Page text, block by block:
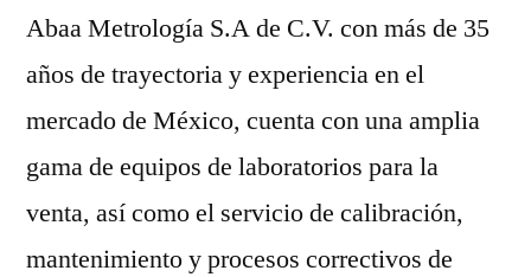
Abaa Metrología S.A de C.V. con más de 35
años de trayectoria y experiencia en el
mercado de México, cuenta con una amplia
gama de equipos de laboratorios para la
venta, así como el servicio de calibración,
mantenimiento y procesos correctivos de